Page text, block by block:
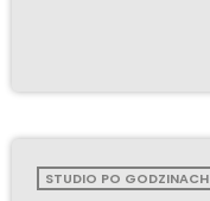
STUDIO PO GODZINACH